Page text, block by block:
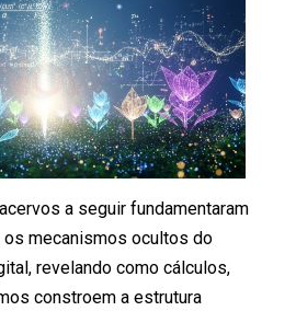
a seguir fundamentaram
mecanismos ocultos do
revelando como cálculos,
constroem a estrutura